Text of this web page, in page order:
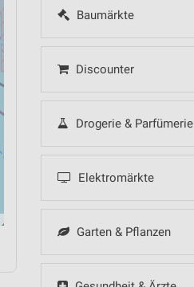
Baumärkte
Discounter
Drogerie & Parfümerie
Elektromärkte
Garten & Pflanzen